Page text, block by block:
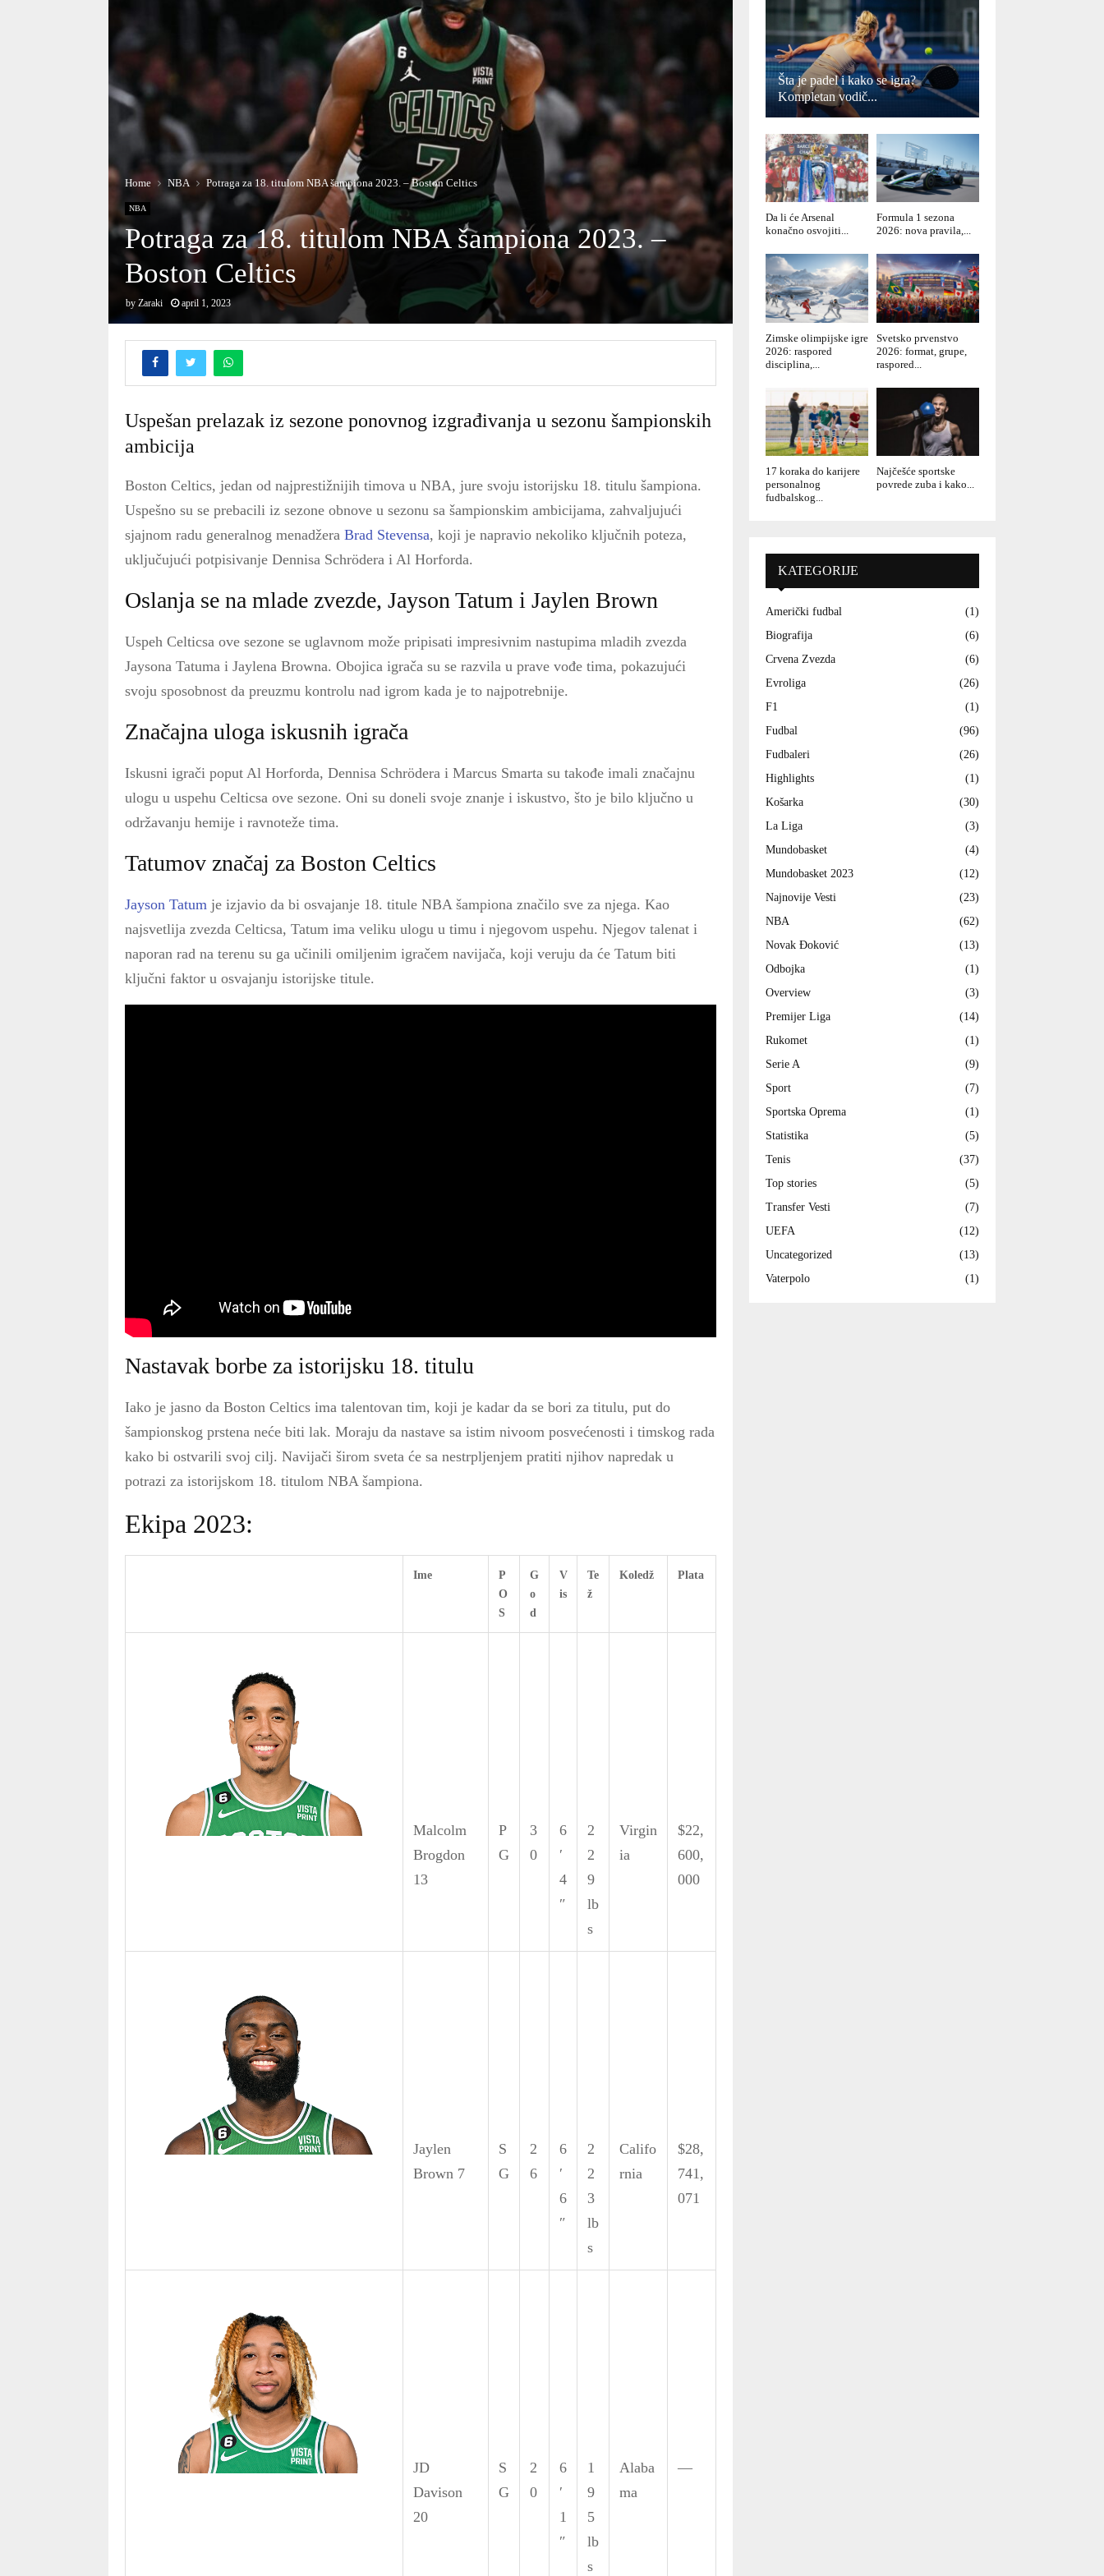
Home NBA Potraga za 18. titulom NBA šampiona 2023. – Boston Celtics
NBA
Potraga za 18. titulom NBA šampiona 2023. –
Boston Celtics
by Zaraki april 1, 2023
Uspešan prelazak iz sezone ponovnog izgrađivanja u sezonu šampionskih
ambicija
Boston Celtics, jedan od najprestižnijih timova u NBA, jure svoju istorijsku 18. titulu šampiona.
Uspešno su se prebacili iz sezone obnove u sezonu sa šampionskim ambicijama, zahvaljujući
sjajnom radu generalnog menadžera Brad Stevensa, koji je napravio nekoliko ključnih poteza,
uključujući potpisivanje Dennisa Schrödera i Al Horforda.
Oslanja se na mlade zvezde, Jayson Tatum i Jaylen Brown
Uspeh Celticsa ove sezone se uglavnom može pripisati impresivnim nastupima mladih zvezda
Jaysona Tatuma i Jaylena Browna. Obojica igrača su se razvila u prave vođe tima, pokazujući
svoju sposobnost da preuzmu kontrolu nad igrom kada je to najpotrebnije.
Značajna uloga iskusnih igrača
Iskusni igrači poput Al Horforda, Dennisa Schrödera i Marcus Smarta su takođe imali značajnu
ulogu u uspehu Celticsa ove sezone. Oni su doneli svoje znanje i iskustvo, što je bilo ključno u
održavanju hemije i ravnoteže tima.
Tatumov značaj za Boston Celtics
Jayson Tatum je izjavio da bi osvajanje 18. titule NBA šampiona značilo sve za njega. Kao
najsvetlija zvezda Celticsa, Tatum ima veliku ulogu u timu i njegovom uspehu. Njegov talenat i
naporan rad na terenu su ga učinili omiljenim igračem navijača, koji veruju da će Tatum biti
ključni faktor u osvajanju istorijske titule.
Nastavak borbe za istorijsku 18. titulu
Iako je jasno da Boston Celtics ima talentovan tim, koji je kadar da se bori za titulu, put do
šampionskog prstena neće biti lak. Moraju da nastave sa istim nivoom posvećenosti i timskog rada
kako bi ostvarili svoj cilj. Navijači širom sveta će sa nestrpljenjem pratiti njihov napredak u
potrazi za istorijskom 18. titulom NBA šampiona.
Ekipa 2023:
Ime
P
O
S
G
o
d
V
is
Te
ž
Koledž Plata
Malcolm
Brogdon
13
P
G
3
0
6
′
4
″
2
2
9
lb
s
Virgin
ia
$22,
600,
000
Jaylen
Brown 7
S
G
2
6
6
′
6
″
2
2
3
lb
s
Califo
rnia
$28,
741,
071
JD
Davison
20
S
G
2
0
6
′
1
″
1
9
5
lb
s
Alaba
ma
—
Šta je padel i kako se igra?
Kompletan vodič...
Da li će Arsenal
konačno osvojiti...
Formula 1 sezona
2026: nova pravila,...
Zimske olimpijske igre
2026: raspored
disciplina,...
Svetsko prvenstvo
2026: format, grupe,
raspored...
17 koraka do karijere
personalnog
fudbalskog...
Najčešće sportske
povrede zuba i kako...
KATEGORIJE
Američki fudbal
(1)
Biografija
(6)
Crvena Zvezda
(6)
Evroliga
(26)
F1
(1)
Fudbal
(96)
Fudbaleri
(26)
Highlights
(1)
Košarka
(30)
La Liga
(3)
Mundobasket
(4)
Mundobasket 2023
(12)
Najnovije Vesti
(23)
NBA
(62)
Novak Đoković
(13)
Odbojka
(1)
Overview
(3)
Premijer Liga
(14)
Rukomet
(1)
Serie A
(9)
Sport
(7)
Sportska Oprema
(1)
Statistika
(5)
Tenis
(37)
Top stories
(5)
Transfer Vesti
(7)
UEFA
(12)
Uncategorized
(13)
Vaterpolo
(1)